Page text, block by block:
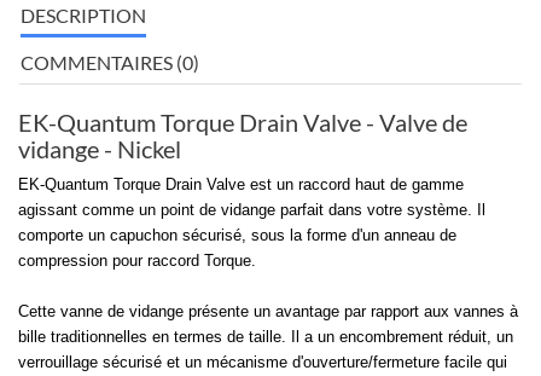
DESCRIPTION
COMMENTAIRES (0)
EK-Quantum Torque Drain Valve - Valve de
vidange - Nickel
EK-Quantum Torque Drain Valve est un raccord haut de gamme
agissant comme un point de vidange parfait dans votre système. Il
comporte un capuchon sécurisé, sous la forme d'un anneau de
compression pour raccord Torque.
Cette vanne de vidange présente un avantage par rapport aux vannes à
bille traditionnelles en termes de taille. Il a un encombrement réduit, un
verrouillage sécurisé et un mécanisme d'ouverture/fermeture facile qui